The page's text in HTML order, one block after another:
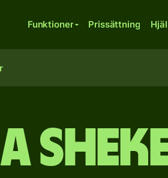
Funktioner Prissättning